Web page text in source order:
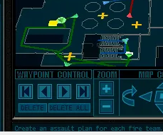
über die Reaktionen auf der E3
Verkaufserfolg